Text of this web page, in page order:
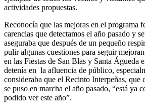
actividades propuestas.
Reconocía que las mejoras en el programa
carencias que detectamos el año pasado y
aseguraba que después de un pequeño
pulir algunas cuestiones para seguir
en las Fiestas de San Blas y Santa Águeda
detenía en la afluencia de público,
consideraba que el Recinto Interpeñas, que
se puso en marcha el año pasado, “está ya
podido ver este año”.